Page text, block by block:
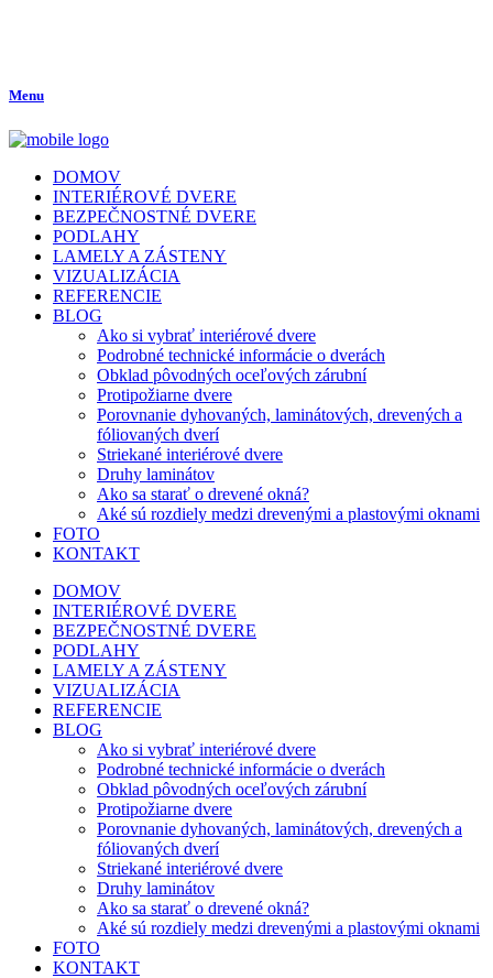
Menu
DOMOV
INTERIÉROVÉ DVERE
BEZPEČNOSTNÉ DVERE
PODLAHY
LAMELY A ZÁSTENY
VIZUALIZÁCIA
REFERENCIE
BLOG
Ako si vybrať interiérové dvere
Podrobné technické informácie o dverách
Obklad pôvodných oceľových zárubní
Protipožiarne dvere
Porovnanie dyhovaných, laminátových, drevených a
fóliovaných dverí
Striekané interiérové dvere
Druhy laminátov
Ako sa starať o drevené okná?
Aké sú rozdiely medzi drevenými a plastovými oknami
FOTO
KONTAKT
DOMOV
INTERIÉROVÉ DVERE
BEZPEČNOSTNÉ DVERE
PODLAHY
LAMELY A ZÁSTENY
VIZUALIZÁCIA
REFERENCIE
BLOG
Ako si vybrať interiérové dvere
Podrobné technické informácie o dverách
Obklad pôvodných oceľových zárubní
Protipožiarne dvere
Porovnanie dyhovaných, laminátových, drevených a
fóliovaných dverí
Striekané interiérové dvere
Druhy laminátov
Ako sa starať o drevené okná?
Aké sú rozdiely medzi drevenými a plastovými oknami
FOTO
KONTAKT